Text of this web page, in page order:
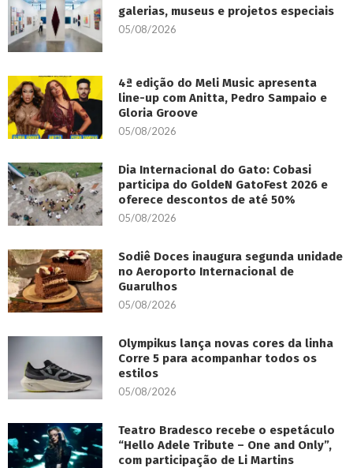
galerias, museus e projetos especiais
05/08/2026
4ª edição do Meli Music apresenta
line-up com Anitta, Pedro Sampaio e
Gloria Groove
05/08/2026
Dia Internacional do Gato: Cobasi
participa do GoldeN GatoFest 2026 e
oferece descontos de até 50%
05/08/2026
Sodiê Doces inaugura segunda unidade
no Aeroporto Internacional de
Guarulhos
05/08/2026
Olympikus lança novas cores da linha
Corre 5 para acompanhar todos os
estilos
05/08/2026
Teatro Bradesco recebe o espetáculo
“Hello Adele Tribute – One and Only”,
com participação de Li Martins